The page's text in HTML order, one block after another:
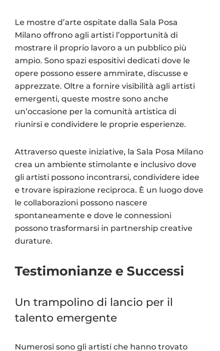
Le mostre d’arte ospitate dalla Sala Posa
Milano offrono agli artisti l’opportunità di
mostrare il proprio lavoro a un pubblico più
ampio. Sono spazi espositivi dedicati dove le
opere possono essere ammirate, discusse e
apprezzate. Oltre a fornire visibilità agli artisti
emergenti, queste mostre sono anche
un’occasione per la comunità artistica di
riunirsi e condividere le proprie esperienze.
Attraverso queste iniziative, la Sala Posa Milano
crea un ambiente stimolante e inclusivo dove
gli artisti possono incontrarsi, condividere idee
e trovare ispirazione reciproca. È un luogo dove
le collaborazioni possono nascere
spontaneamente e dove le connessioni
possono trasformarsi in partnership creative
durature.
Testimonianze e Successi
Un trampolino di lancio per il
talento emergente
Numerosi sono gli artisti che hanno trovato